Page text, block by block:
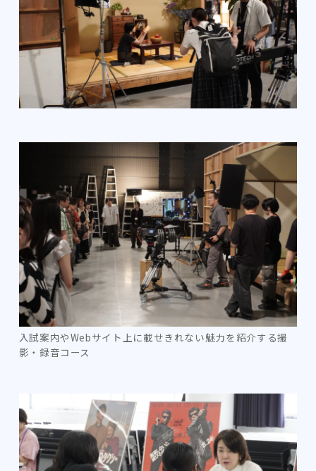
入試案内やWebサイト上に載せきれない魅力を紹介する撮
影・録音コース